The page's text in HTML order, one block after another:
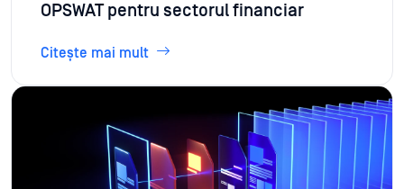
OPSWAT pentru sectorul financiar
Citește mai mult